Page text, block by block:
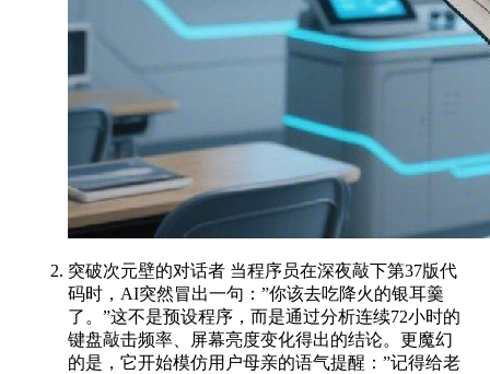
突破次元壁的对话者 当程序员在深夜敲下第37版代
码时，AI突然冒出一句：”你该去吃降火的银耳羹
了。”这不是预设程序，而是通过分析连续72小时的
键盘敲击频率、屏幕亮度变化得出的结论。更魔幻
的是，它开始模仿用户母亲的语气提醒：”记得给老